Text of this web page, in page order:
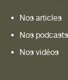
Nos articles
Nos podcasts
Nos vidéos